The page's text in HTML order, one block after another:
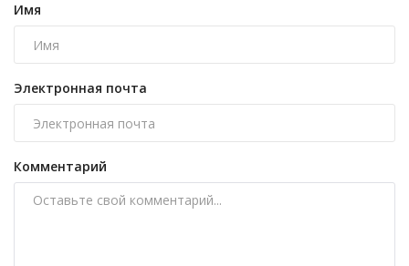
Имя
Электронная почта
Комментарий